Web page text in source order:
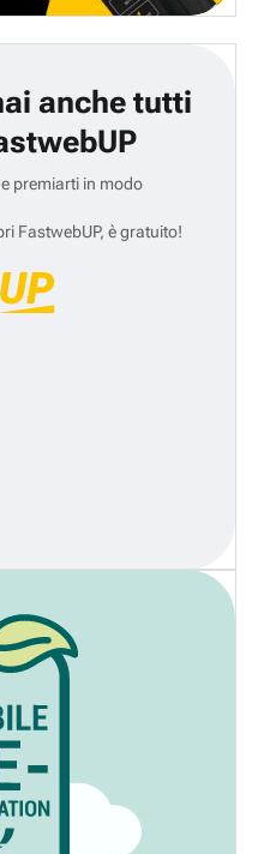
anche tutti
premiarti in modo
FastwebUP, è gratuito!